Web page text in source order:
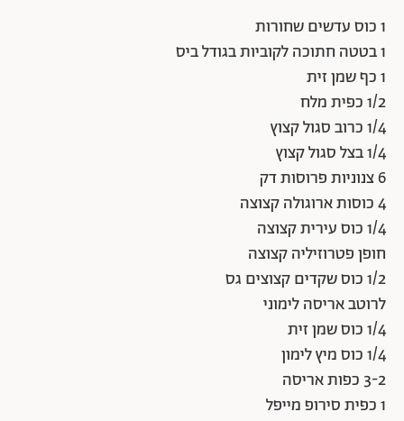
1 כוס עדשים שחורות
1 בטטה חתוכה לקוביות בגודל ביס
1 כף שמן זית
1/2 כפית מלח
1/4 כרוב סגול קצוץ
1/4 בצל סגול קצוץ
6 צנוניות פרוסות דק
4 כוסות ארוגולה קצוצה
1/4 כוס עירית קצוצה
חופן פטרוזיליה קצוצה
1/2 כוס שקדים קצוצים גס
לרוטב אריסה לימוני
1/4 כוס שמן זית
1/4 כוס מיץ לימון
3-2 כפות אריסה
1 כפית סירופ מייפל